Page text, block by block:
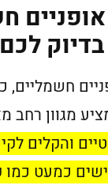
חשמליים,
מגוון רחב
והקלים
כמעט כמו